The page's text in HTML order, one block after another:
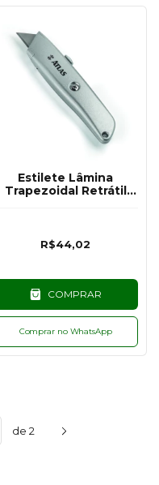
Estilete Lâmina
Trapezoidal Retrátil
R$44,02
COMPRAR
Comprar no WhatsApp
de 2